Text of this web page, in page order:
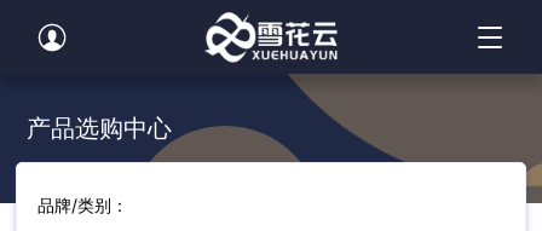
产品选购中心
品牌/类别：